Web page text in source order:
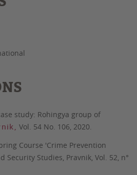
study: Rohingya group of
Vol. 54 No. 106, 2020.
Course 'Crime Prevention
Security Studies, Pravnik, Vol. 52, n°